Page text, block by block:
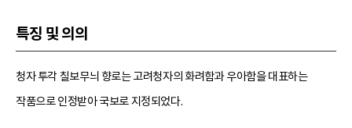
특징 및 의의
청자 투각 칠보무늬 향로는 고려청자의 화려함과 우아함을 대표하는
작품으로 인정받아 국보로 지정되었다.